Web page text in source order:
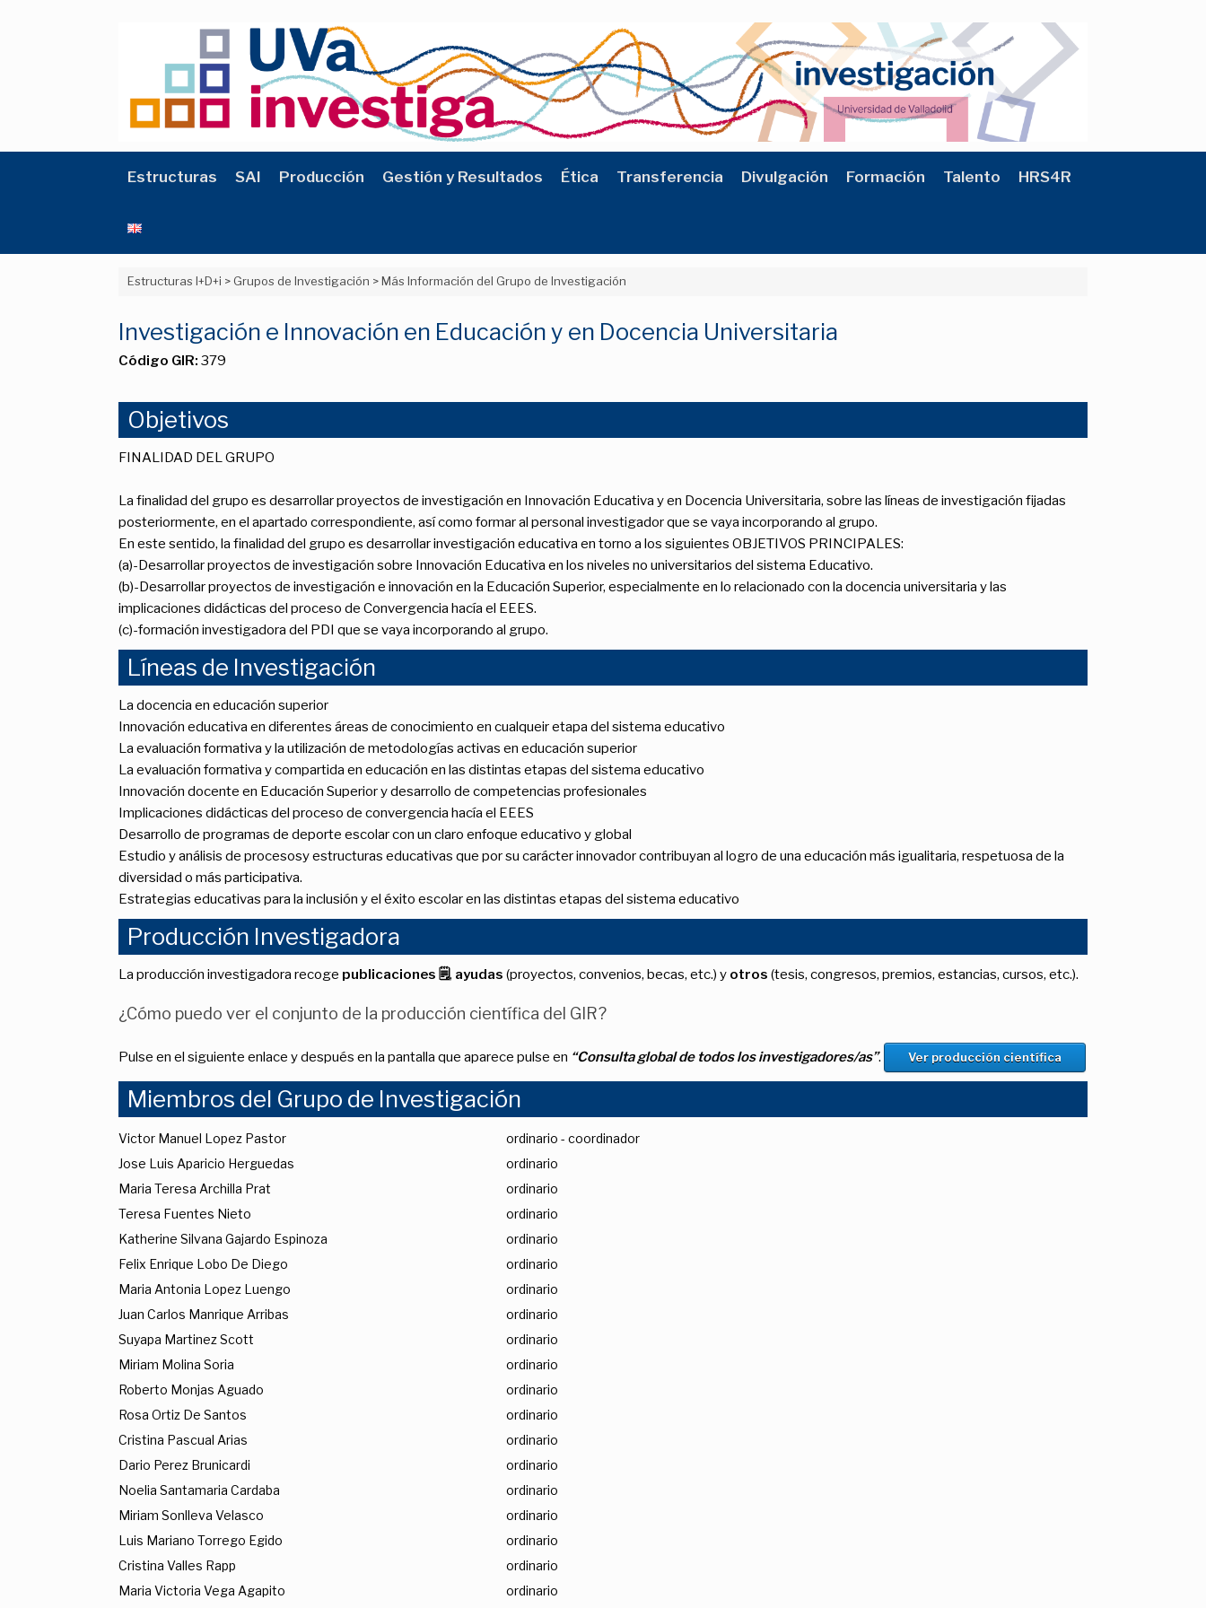
Estructuras SAI Producción Gestión y Resultados Ética Transferencia Divulgación Formación Talento HRS4R
Estructuras I+D+i > Grupos de Investigación >Más Información del Grupo de Investigación
Investigación e Innovación en Educación y en Docencia Universitaria
Código GIR: 379
Objetivos
FINALIDAD DEL GRUPO
La finalidad del grupo es desarrollar proyectos de investigación en Innovación Educativa y en Docencia Universitaria, sobre las líneas de investigación fijadas
posteriormente, en el apartado correspondiente, así como formar al personal investigador que se vaya incorporando al grupo.
En este sentido, la finalidad del grupo es desarrollar investigación educativa en torno a los siguientes OBJETIVOS PRINCIPALES:
(a)-Desarrollar proyectos de investigación sobre Innovación Educativa en los niveles no universitarios del sistema Educativo.
(b)-Desarrollar proyectos de investigación e innovación en la Educación Superior, especialmente en lo relacionado con la docencia universitaria y las
implicaciones didácticas del proceso de Convergencia hacía el EEES.
(c)-formación investigadora del PDI que se vaya incorporando al grupo.
Líneas de Investigación
La docencia en educación superior
Innovación educativa en diferentes áreas de conocimiento en cualqueir etapa del sistema educativo
La evaluación formativa y la utilización de metodologías activas en educación superior
La evaluación formativa y compartida en educación en las distintas etapas del sistema educativo
Innovación docente en Educación Superior y desarrollo de competencias profesionales
Implicaciones didácticas del proceso de convergencia hacía el EEES
Desarrollo de programas de deporte escolar con un claro enfoque educativo y global
Estudio y análisis de procesosy estructuras educativas que por su carácter innovador contribuyan al logro de una educación más igualitaria, respetuosa de la
diversidad o más participativa.
Estrategias educativas para la inclusión y el éxito escolar en las distintas etapas del sistema educativo
Producción Investigadora
La producción investigadora recoge publicaciones 🗒, ayudas (proyectos, convenios, becas, etc.) y otros (tesis, congresos, premios, estancias, cursos, etc.).
¿Cómo puedo ver el conjunto de la producción científica del GIR?
Pulse en el siguiente enlace y después en la pantalla que aparece pulse en “Consulta global de todos los investigadores/as”. Ver producción científica
Miembros del Grupo de Investigación
Victor Manuel Lopez Pastor
ordinario - coordinador
Jose Luis Aparicio Herguedas
ordinario
Maria Teresa Archilla Prat
ordinario
Teresa Fuentes Nieto
ordinario
Katherine Silvana Gajardo Espinoza
ordinario
Felix Enrique Lobo De Diego
ordinario
Maria Antonia Lopez Luengo
ordinario
Juan Carlos Manrique Arribas
ordinario
Suyapa Martinez Scott
ordinario
Miriam Molina Soria
ordinario
Roberto Monjas Aguado
ordinario
Rosa Ortiz De Santos
ordinario
Cristina Pascual Arias
ordinario
Dario Perez Brunicardi
ordinario
Noelia Santamaria Cardaba
ordinario
Miriam Sonlleva Velasco
ordinario
Luis Mariano Torrego Egido
ordinario
Cristina Valles Rapp
ordinario
Maria Victoria Vega Agapito
ordinario